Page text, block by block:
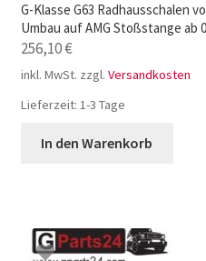
G-Klasse G63 Radhausschalen
Umbau auf AMG Stoßstange ab
256,10€
inkl. MwSt. zzgl. Versandkosten
Lieferzeit: 1-3 Tage
In den Warenkorb